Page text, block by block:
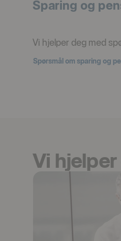
Sparing og
Vi hjelper deg med
Spørsmål om sparing og
Vi